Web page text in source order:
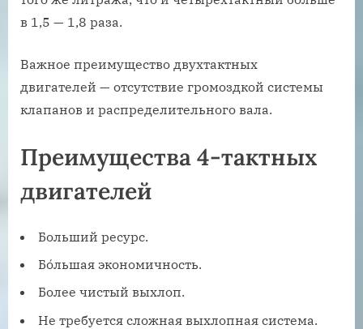
в 1,5 — 1,8 раза.
Важное преимущество двухтактных
двигателей — отсутствие громоздкой системы
клапанов и распределительного вала.
Преимущества 4-тактных
двигателей
Больший ресурс.
Бо́льшая экономичность.
Более чистый выхлоп.
Не требуется сложная выхлопная система.